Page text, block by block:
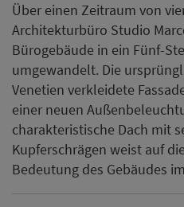
Über einen Zeitraum von
Architekturbüro Studio
Bürogebäude in ein Fünf-
umgewandelt. Die
Venetien verkleidete
einer neuen
charakteristische Dach mit
Kupferschrägen weist auf
Bedeutung des Gebäudes